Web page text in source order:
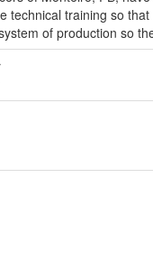
technical training so
of production so